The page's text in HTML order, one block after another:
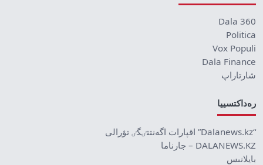
Dala 360
Politica
Vox Populi
Dala Finance
شارتاراپ
رەداكتسييا
“Dalanews.kz” اقپارات اگەنتتٸگٸ تۋرالى
DALANEWS.KZ – جارناما
بايلانىس